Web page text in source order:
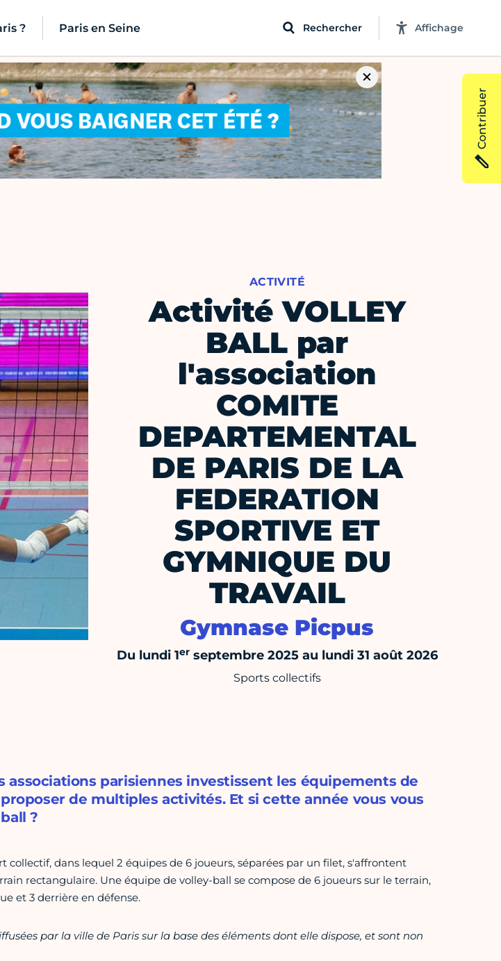
? Paris en Seine Rechercher Affichage
ACTIVITÉ
Activité VOLLEY
BALL par
l'association
COMITE
DEPARTEMENTAL
DE PARIS DE LA
FEDERATION
SPORTIVE ET
GYMNIQUE DU
TRAVAIL
Gymnase Picpus
Du lundi 1erseptembre 2025 au lundi 31 août 2026
Sports collectifs
associations parisiennes investissent les équipements de
de multiples activités. Et si cette année vous vous
?
collectif, dans lequel 2 équipes de 6 joueurs, séparées par un filet, s'affrontent
rectangulaire. Une équipe de volley-ball se compose de 6 joueurs sur le terrain,
et 3 derrière en défense.
par la ville de Paris sur la base des éléments dont elle dispose, et sont non
Contribuer